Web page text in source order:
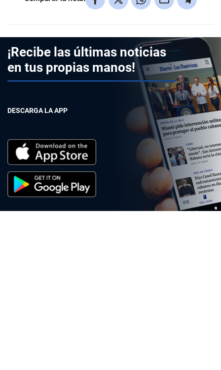
¡Recibe las últimas noticias
en tus propias manos!
DESCARGA LA APP